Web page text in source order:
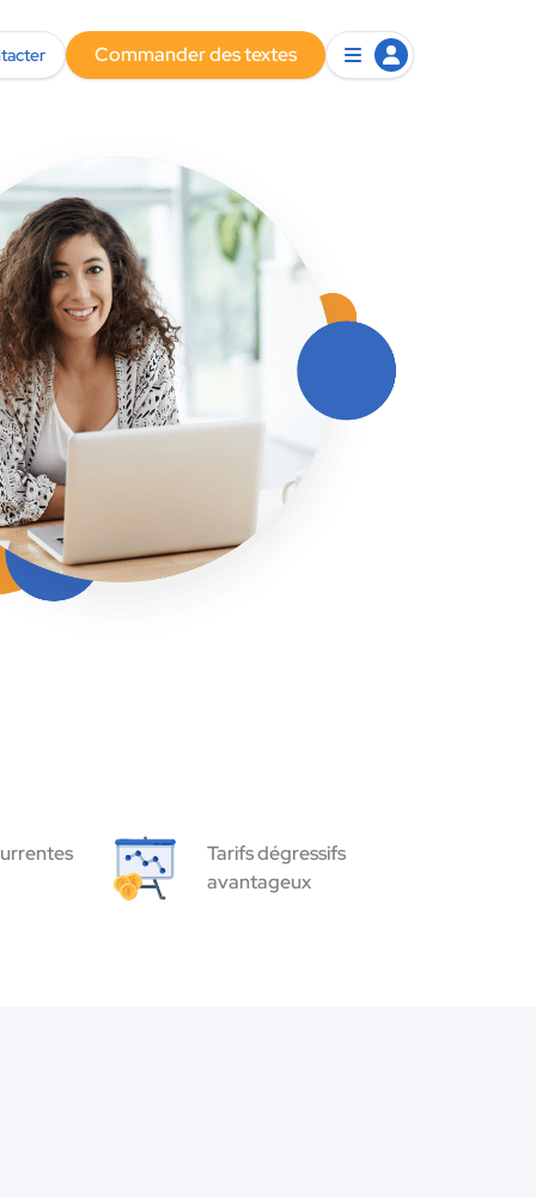
Commander des textes
Tarifs dégressifs
avantageux